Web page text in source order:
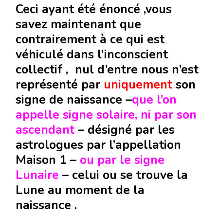
Ceci ayant été énoncé ,vous
savez maintenant que
contrairement à ce qui est
véhiculé dans l’inconscient
collectif , nul d’entre nous n’est
représenté par uniquement son
signe de naissance –que l’on
appelle signe solaire, ni par son
ascendant – désigné par les
astrologues par l’appellation
Maison 1 – ou par le signe
Lunaire – celui ou se trouve la
Lune au moment de la
naissance .